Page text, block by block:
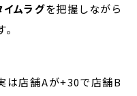
ムラグを把握しながら
は店舗Aが+30で店舗B